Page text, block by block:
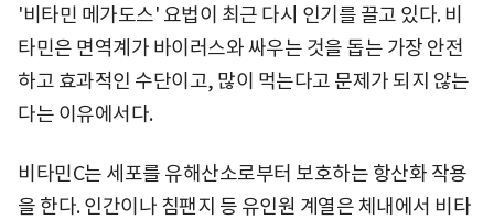
'비타민 메가도스' 요법이 최근 다시 인기를 끌고 있다. 비
타민은 면역계가 바이러스와 싸우는 것을 돕는 가장 안전
하고 효과적인 수단이고, 많이 먹는다고 문제가 되지 않는
다는 이유에서다.
비타민C는 세포를 유해산소로부터 보호하는 항산화 작용
을 한다. 인간이나 침팬지 등 유인원 계열은 체내에서 비타